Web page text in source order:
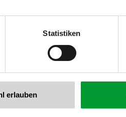
Statistiken
erlauben